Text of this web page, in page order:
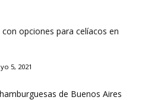
opciones para celíacos en
5, 2021
de Buenos Aires